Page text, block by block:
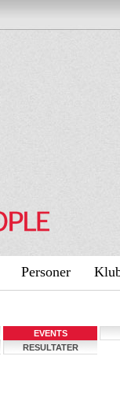
Personer
EVENTS
RESULTATER